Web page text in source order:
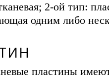
2-ой тип:
одним либо
пластины